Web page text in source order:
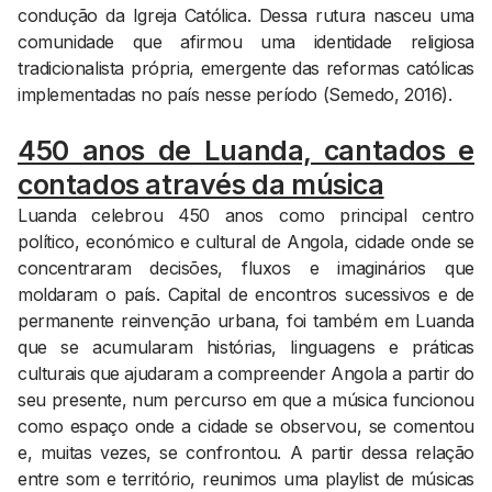
condução da Igreja Católica. Dessa rutura nasceu uma
comunidade que afirmou uma identidade religiosa
tradicionalista própria, emergente das reformas católicas
implementadas no país nesse período (Semedo, 2016).
450 anos de Luanda, cantados e
contados através da música
Luanda celebrou 450 anos como principal centro
político, económico e cultural de Angola, cidade onde se
concentraram decisões, fluxos e imaginários que
moldaram o país. Capital de encontros sucessivos e de
permanente reinvenção urbana, foi também em Luanda
que se acumularam histórias, linguagens e práticas
culturais que ajudaram a compreender Angola a partir do
seu presente, num percurso em que a música funcionou
como espaço onde a cidade se observou, se comentou
e, muitas vezes, se confrontou. A partir dessa relação
entre som e território, reunimos uma playlist de músicas